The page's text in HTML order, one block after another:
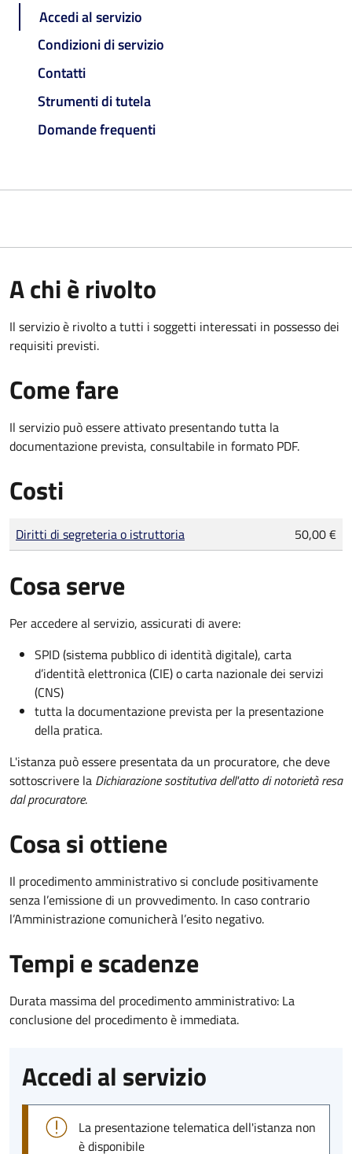
Accedi al servizio
Condizioni di servizio
Contatti
Strumenti di tutela
Domande frequenti
A chi è rivolto
Il servizio è rivolto a tutti i soggetti interessati in possesso dei
requisiti previsti.
Come fare
Il servizio può essere attivato presentando tutta la
documentazione prevista, consultabile in formato PDF.
Costi
Tipo di pagamento
Importo
Diritti di segreteria o istruttoria 50,00 €
Cosa serve
Per accedere al servizio, assicurati di avere:
SPID (sistema pubblico di identità digitale), carta
d’identità elettronica (CIE) o carta nazionale dei servizi
(CNS)
tutta la documentazione prevista per la presentazione
della pratica.
L'istanza può essere presentata da un procuratore, che deve
sottoscrivere la Dichiarazione sostitutiva dell'atto di notorietà resa
dal procuratore.
Cosa si ottiene
Il procedimento amministrativo si conclude positivamente
senza l’emissione di un provvedimento. In caso contrario
l’Amministrazione comunicherà l’esito negativo.
Tempi e scadenze
Durata massima del procedimento amministrativo: La
conclusione del procedimento è immediata.
Accedi al servizio
La presentazione telematica dell'istanza non
è disponibile